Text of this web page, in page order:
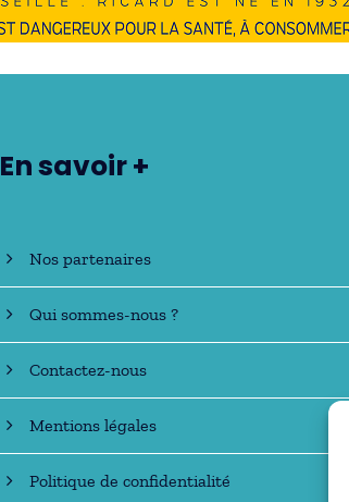
En savoir +
Nos partenaires
Qui sommes-nous ?
Contactez-nous
Mentions légales
Politique de confidentialité